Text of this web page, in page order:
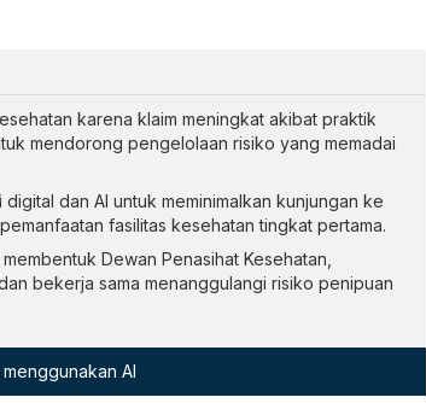
karena klaim meningkat akibat praktik
mendorong pengelolaan risiko yang memadai
dan AI untuk meminimalkan kunjungan ke
fasilitas kesehatan tingkat pertama.
Dewan Penasihat Kesehatan,
bekerja sama menanggulangi risiko penipuan
AI